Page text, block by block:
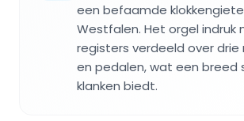
een befaamde
Westfalen. Het orgel indruk
registers verdeeld over drie
en pedalen, wat een breed
klanken biedt.